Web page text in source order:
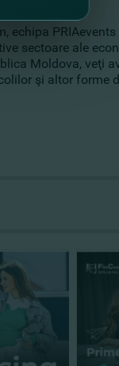
echipa
sectoare ale
Moldova, veţi
şi altor forme